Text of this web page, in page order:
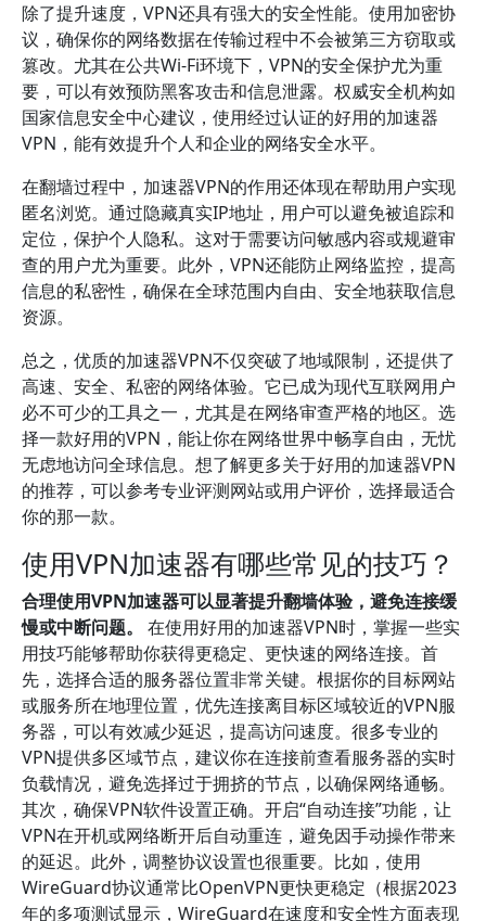
除了提升速度，VPN还具有强大的安全性能。使用加密协
议，确保你的网络数据在传输过程中不会被第三方窃取或
篡改。尤其在公共Wi-Fi环境下，VPN的安全保护尤为重
要，可以有效预防黑客攻击和信息泄露。权威安全机构如
国家信息安全中心建议，使用经过认证的好用的加速器
VPN，能有效提升个人和企业的网络安全水平。
在翻墙过程中，加速器VPN的作用还体现在帮助用户实现
匿名浏览。通过隐藏真实IP地址，用户可以避免被追踪和
定位，保护个人隐私。这对于需要访问敏感内容或规避审
查的用户尤为重要。此外，VPN还能防止网络监控，提高
信息的私密性，确保在全球范围内自由、安全地获取信息
资源。
总之，优质的加速器VPN不仅突破了地域限制，还提供了
高速、安全、私密的网络体验。它已成为现代互联网用户
必不可少的工具之一，尤其是在网络审查严格的地区。选
择一款好用的VPN，能让你在网络世界中畅享自由，无忧
无虑地访问全球信息。想了解更多关于好用的加速器VPN
的推荐，可以参考专业评测网站或用户评价，选择最适合
你的那一款。
使用VPN加速器有哪些常见的技巧？
合理使用VPN加速器可以显著提升翻墙体验，避免连接缓
慢或中断问题。
在使用好用的加速器VPN时，掌握一些实
用技巧能够帮助你获得更稳定、更快速的网络连接。首
先，选择合适的服务器位置非常关键。根据你的目标网站
或服务所在地理位置，优先连接离目标区域较近的VPN服
务器，可以有效减少延迟，提高访问速度。很多专业的
VPN提供多区域节点，建议你在连接前查看服务器的实时
负载情况，避免选择过于拥挤的节点，以确保网络通畅。
其次，确保VPN软件设置正确。开启“自动连接”功能，让
VPN在开机或网络断开后自动重连，避免因手动操作带来
的延迟。此外，调整协议设置也很重要。比如，使用
WireGuard协议通常比OpenVPN更快更稳定（根据2023
年的多项测试显示，WireGuard在速度和安全性方面表现